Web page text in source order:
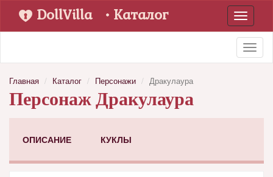
Toggle
DollVilla • Каталог
Главная Каталог Персонажи Дракулаура
Персонаж Дракулаура
ОПИСАНИЕ КУКЛЫ